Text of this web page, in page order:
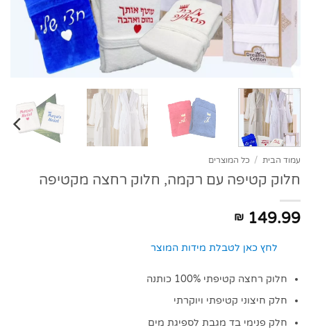
עמוד הבית / כל המוצרים
חלוק קטיפה עם רקמה, חלוק רחצה מקטיפה
₪ 149.99
לחץ כאן לטבלת מידות המוצר
חלוק רחצה קטיפתי 100% כותנה
חלק חיצוני קטיפתי ויוקרתי
חלק פנימי בד מגבת לספיגת מים